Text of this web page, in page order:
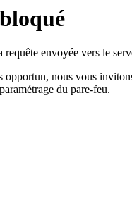
envoyée vers le
opportun, nous vous
du pare-feu.